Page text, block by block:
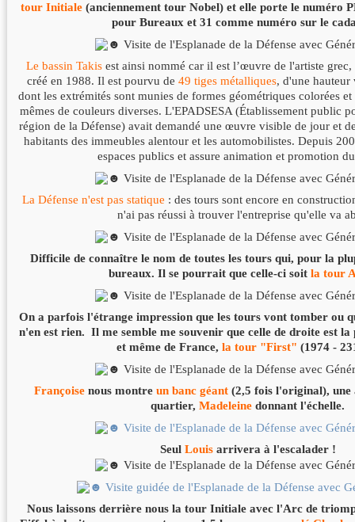
tour Initiale (anciennement tour Nobel) et elle porte le numéro
pour Bureaux et 31 comme numéro sur le
Le bassin Takis est ainsi nommé car il est l’œuvre de l'artiste
créé en 1988. Il est pourvu de49 tiges métalliques, d'une hauteur
dont les extrémités sont munies de formes géométriques colorées
mêmes de couleurs diverses. L'EPADSESA (Établissement public
région de la Défense) avait demandé une œuvre visible de jour et
habitants des immeubles alentour et les automobilistes. Depuis
espaces publics et assure animation et promotion
La Défense n'est pas statique : des tours sont encore en
n'ai pas réussi à trouver l'entreprise qu'elle va
Difficile de connaître le nom de toutes les tours qui, pour la
bureaux. Il se pourrait que celle-ci soit la tour
On a parfois l'étrange impression que les tours vont tomber ou
n'en est rien. Il me semble me souvenir que celle de droite est la
et même de France, la tour "First" (1974 -
Françoise nous montre un banc géant (2,5 fois l'original),
quartier,Madeleine donnant l'échelle.
Seul Louis arrivera à l'escalader !
Nous laissons derrière nous la tour Initiale avec l'Arc de